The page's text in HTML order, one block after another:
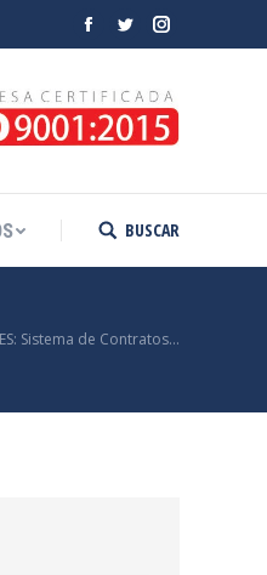
Facebook
TwitterInstagram
Search:
BUSCAR
Sistema de Contratos…